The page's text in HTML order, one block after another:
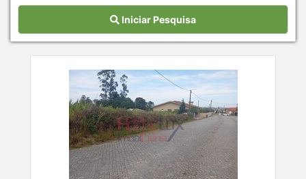
Iniciar Pesquisa